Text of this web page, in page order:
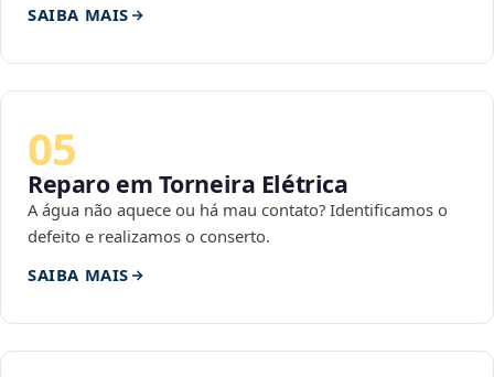
SAIBA MAIS
05
Reparo em Torneira Elétrica
A água não aquece ou há mau contato? Identificamos o
defeito e realizamos o conserto.
SAIBA MAIS